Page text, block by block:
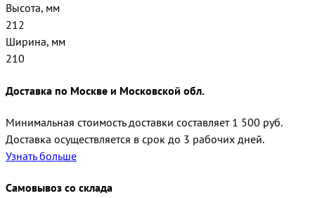
Высота, мм
212
Ширина, мм
210
Доставка по Москве и Московской обл.
Минимальная стоимость доставки составляет 1 500 руб.
Доставка осуществляется в срок до 3 рабочих дней.
Узнать больше
Самовывоз со склада